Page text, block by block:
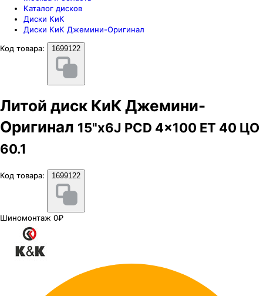
Каталог дисков
Диски КиК
Диски КиК Джемини-Оригинал
Код товара:
1699122
Литой диск КиК Джемини-
Оригинал 15"x6J PCD 4x100 ЕТ 40 ЦО
60.1
Код товара: 1699122
Шиномонтаж 0₽